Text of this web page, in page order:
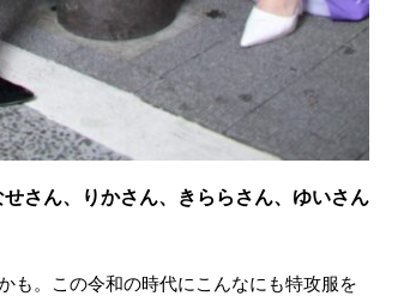
せさん、りかさん、きららさん、ゆいさん
も。この令和の時代にこんなにも特攻服を